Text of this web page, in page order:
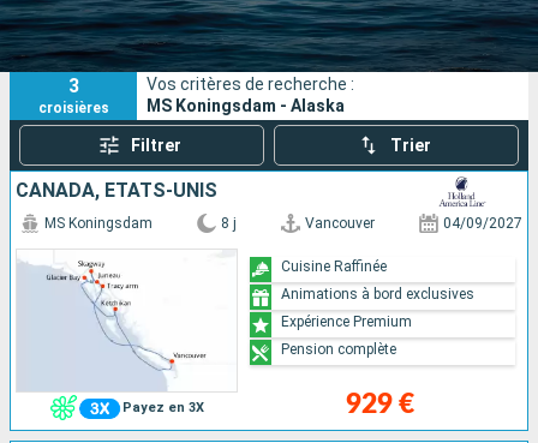
Ports Compagnies
Rechercher
3
croisières
Vos critères de recherche :
MS Koningsdam - Alaska
Filtrer Trier
CANADA, ÉTATS-UNIS
Payez en 3X
MS Koningsdam 8 j Vancouver 04/09/2027
929 €
Cuisine Raffinée
Animations à bord exclusives
Expérience Premium
Pension complète